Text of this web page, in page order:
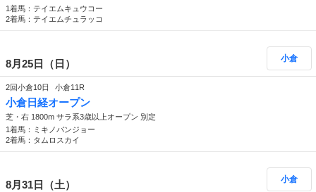
1着馬：テイエムキュウコー
2着馬：テイエムチュラッコ
8月25日（日） 小倉
2回小倉10日 小倉11R
小倉日経オープン
芝・右 1800m サラ系3歳以上オープン 別定
1着馬：ミキノバンジョー
2着馬：タムロスカイ
8月31日（土） 小倉